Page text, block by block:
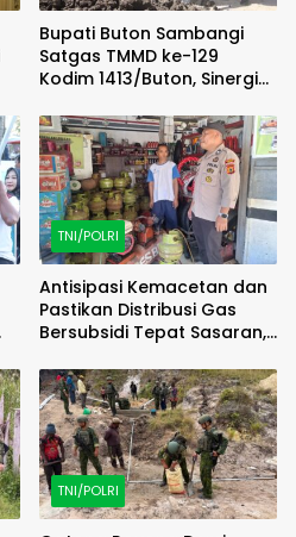
Bupati Buton Sambangi
Satgas TMMD ke-129
Kodim 1413/Buton, Sinergi
Menguat
TNI/POLRI
Antisipasi Kemacetan dan
Pastikan Distribusi Gas
Bersubsidi Tepat Sasaran,
Patroli
TNI/POLRI